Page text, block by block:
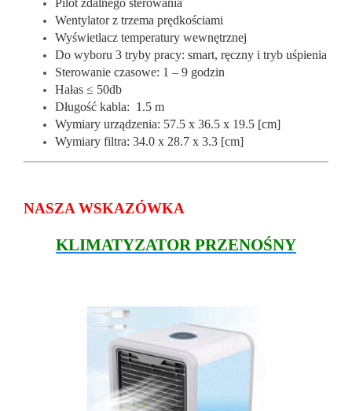
Wentylator z trzema prędkościami
Wyświetlacz temperatury wewnętrznej
Do wyboru 3 tryby pracy: smart, ręczny i tryb uśpienia
Sterowanie czasowe: 1 – 9 godzin
Hałas ≤ 50db
Długość kabla: 1.5 m
Wymiary urządzenia: 57.5 x 36.5 x 19.5 [cm]
Wymiary filtra: 34.0 x 28.7 x 3.3 [cm]
NASZA WSKAZÓWKA
KLIMATYZATOR PRZENOŚNY